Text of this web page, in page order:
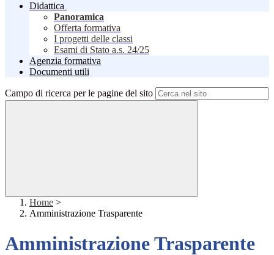
Didattica
Panoramica
Offerta formativa
I progetti delle classi
Esami di Stato a.s. 24/25
Agenzia formativa
Documenti utili
Campo di ricerca per le pagine del sito
Home >
Amministrazione Trasparente
Amministrazione Trasparente